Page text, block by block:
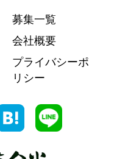
募集一覧
会社概要
プライバシーポ
リシー